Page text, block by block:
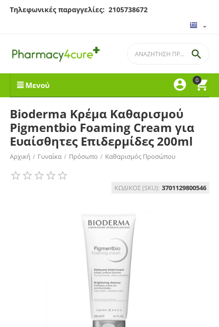
Τηλεφωνικές παραγγελίες: 2105738672
0



Μενού
Bioderma Κρέμα Καθαρισμού
Pigmentbio Foaming Cream για
Ευαίσθητες Επιδερμίδες 200ml
Αρχική / Γυναίκα / Πρόσωπο / Καθαρισμός Προσώπου
ΚΩΔΙΚΟΣ (SKU): 3701129800546